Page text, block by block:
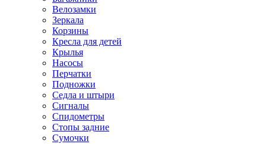
Велозамки
Зеркала
Корзины
Кресла для детей
Крылья
Насосы
Перчатки
Подножки
Седла и штыри
Сигналы
Спидометры
Стопы задние
Сумочки